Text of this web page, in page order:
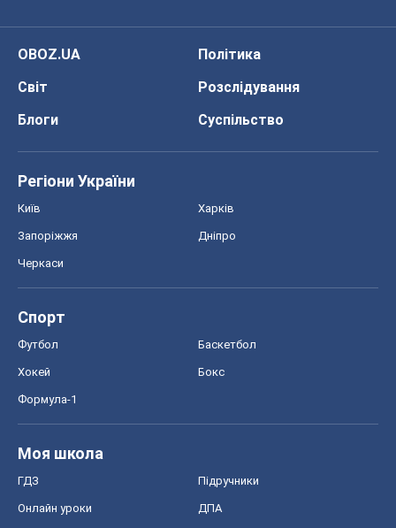
OBOZ.UA
Політика
Світ
Розслідування
Блоги
Суспільство
Регіони України
Київ Харків
Запоріжжя Дніпро
Черкаси
Спорт
Футбол Баскетбол
Хокей Бокс
Формула-1
Моя школа
ГДЗ Підручники
Онлайн уроки ДПА